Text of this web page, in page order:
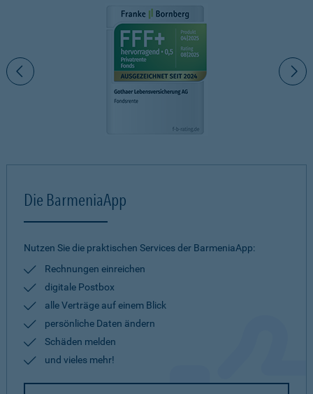
Die BarmeniaApp
Nutzen Sie die praktischen Services der BarmeniaApp:
Rechnungen einreichen
digitale Postbox
alle Verträge auf einem Blick
persönliche Daten ändern
Schäden melden
und vieles mehr!